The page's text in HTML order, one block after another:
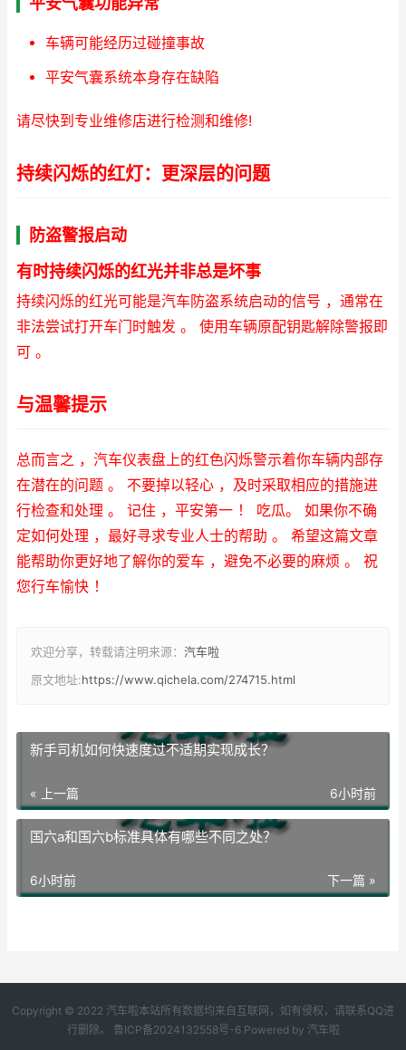
车辆可能经历过碰撞事故
平安气囊系统本身存在缺陷
请尽快到专业维修店进行检测和维修!
持续闪烁的红灯：更深层的问题
防盗警报启动
有时持续闪烁的红光并非总是坏事
持续闪烁的红光可能是汽车防盗系统启动的信号 ，通常在
非法尝试打开车门时触发 。 使用车辆原配钥匙解除警报即
可 。
与温馨提示
总而言之 ，汽车仪表盘上的红色闪烁警示着你车辆内部存
在潜在的问题 。 不要掉以轻心 ，及时采取相应的措施进
行检查和处理 。 记住 ，平安第一 ！ 吃瓜。 如果你不确
定如何处理 ，最好寻求专业人士的帮助 。 希望这篇文章
能帮助你更好地了解你的爱车 ，避免不必要的麻烦 。 祝
您行车愉快 ！
欢迎分享，转载请注明来源： 汽车啦
原文地址:https://www.qichela.com/274715.html
新手司机如何快速度过不适期实现成长？
« 上一篇 6小时前
国六a和国六b标准具体有哪些不同之处？
下一篇 »
6小时前
Copyright © 2022 汽车啦本站所有数据均来自互联网，如有侵权，请联系QQ进
行删除。 鲁ICP备2024132558号-6Powered by 汽车啦